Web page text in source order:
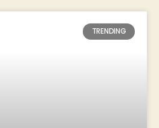
TRENDING